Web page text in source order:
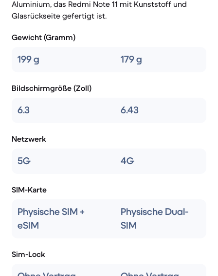
Aluminium, das Redmi Note 11 mit Kunststoff und
Glasrückseite gefertigt ist.
Gewicht (Gramm)
199 g 179 g
Bildschirmgröße (Zoll)
6.3 6.43
Netzwerk
5G 4G
SIM-Karte
Physische SIM +
eSIM
Physische Dual-
SIM
Sim-Lock